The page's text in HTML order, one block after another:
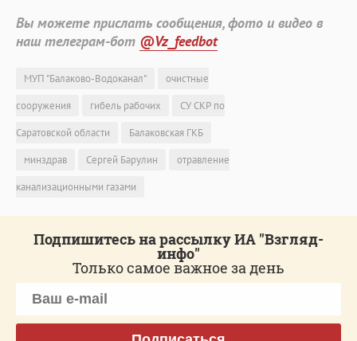
Вы можете прислать сообщения, фото и видео в
наш телеграм-бот @Vz_feedbot
МУП "Балаково-Водоканал"
очистные
сооружения
гибель рабочих
СУ СКР по
Саратовской области
Балаковская ГКБ
минздрав
Сергей Барулин
отравление
канализационными газами
Подпишитесь на рассылку ИА "Взгляд-
инфо"
Только самое важное за день